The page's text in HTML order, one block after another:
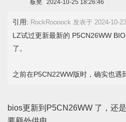
板凳 2024-10-25 18:26:46
引用: RockRoooock 发表于 2024-10-
LZ试过更新最新的 P5CN26WW
了。
之前在P5CN22WW版时，确实也遇
bios更新到P5CN26WW 了，还